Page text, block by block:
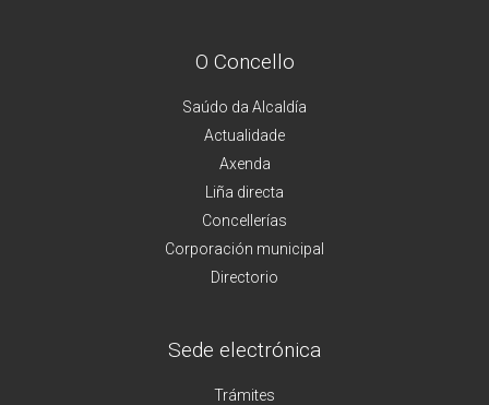
O Concello
Saúdo da Alcaldía
Actualidade
Axenda
Liña directa
Concellerías
Corporación municipal
Directorio
Sede electrónica
Trámites